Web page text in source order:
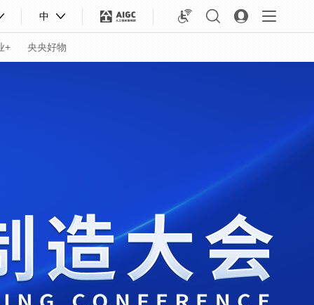
中
+ 央央好物
体育 亚冬会